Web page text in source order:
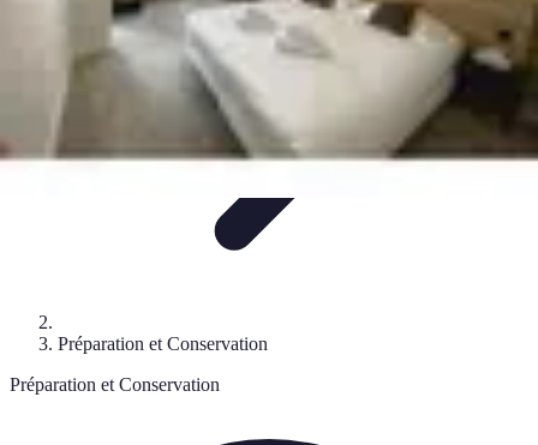
Préparation et Conservation
Préparation et Conservation